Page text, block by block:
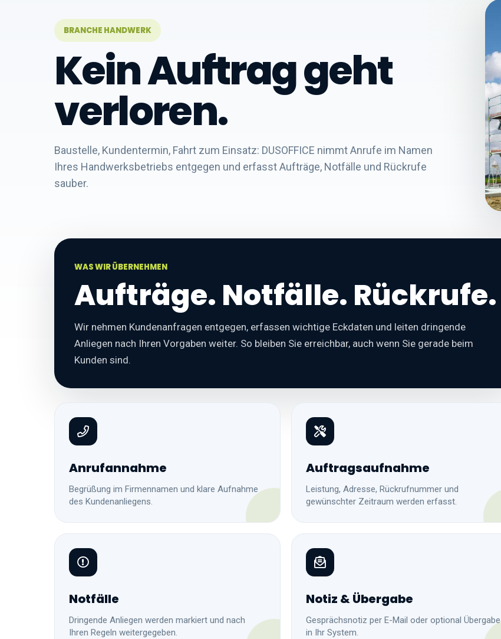
BRANCHE HANDWERK
Kein Auftrag geht
verloren.
Baustelle, Kundentermin, Fahrt zum Einsatz: DUSOFFICE nimmt Anrufe im Namen
Ihres Handwerksbetriebs entgegen und erfasst Aufträge, Notfälle und Rückrufe
sauber.
WAS WIR ÜBERNEHMEN
Aufträge. Notfälle. Rückrufe.
Wir nehmen Kundenanfragen entgegen, erfassen wichtige Eckdaten und leiten dringende
Anliegen nach Ihren Vorgaben weiter. So bleiben Sie erreichbar, auch wenn Sie gerade beim
Kunden sind.
Anrufannahme
Begrüßung im Firmennamen und klare Aufnahme
des Kundenanliegens.
Auftragsaufnahme
Leistung, Adresse, Rückrufnummer und
gewünschter Zeitraum werden erfasst.
Notfälle
Dringende Anliegen werden markiert und nach
Ihren Regeln weitergegeben.
Notiz & Übergabe
Gesprächsnotiz per E-Mail oder optional Übergabe
in Ihr System.